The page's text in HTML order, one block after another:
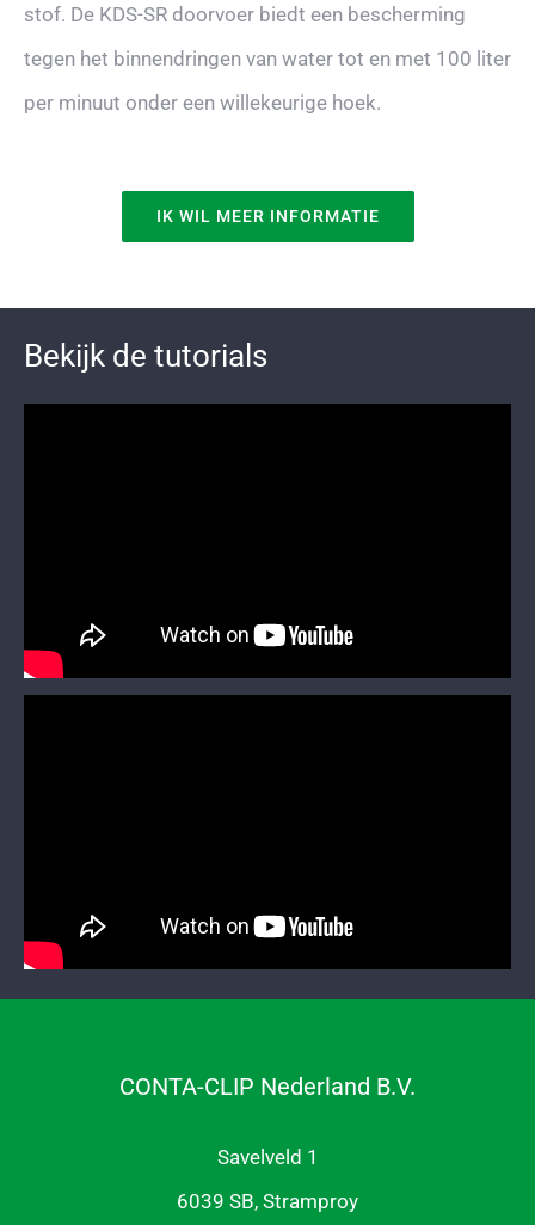
stof. De KDS-SR doorvoer biedt een bescherming
tegen het binnendringen van water tot en met 100 liter
per minuut onder een willekeurige hoek.
IK WIL MEER INFORMATIE
Bekijk de tutorials
CONTA-CLIP Nederland B.V.
Savelveld 1
6039 SB, Stramproy